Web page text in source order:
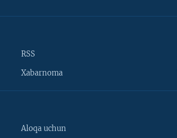
RSS
Xabarnoma
Aloqa uchun